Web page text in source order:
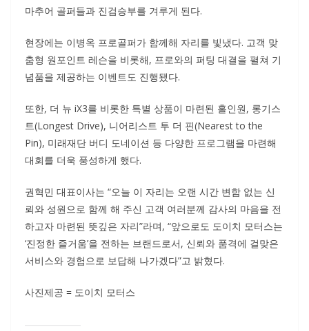
마추어 골퍼들과 진검승부를 겨루게 된다.
현장에는 이병옥 프로골퍼가 함께해 자리를 빛냈다. 고객 맞
춤형 원포인트 레슨을 비롯해, 프로와의 퍼팅 대결을 펼쳐 기
념품을 제공하는 이벤트도 진행됐다.
또한, 더 뉴 iX3를 비롯한 특별 상품이 마련된 홀인원, 롱기스
트(Longest Drive), 니어리스트 투 더 핀(Nearest to the
Pin), 미래재단 버디 도네이션 등 다양한 프로그램을 마련해
대회를 더욱 풍성하게 했다.
권혁민 대표이사는 “오늘 이 자리는 오랜 시간 변함 없는 신
뢰와 성원으로 함께 해 주신 고객 여러분께 감사의 마음을 전
하고자 마련된 뜻깊은 자리”라며, “앞으로도 도이치 모터스는
‘진정한 즐거움’을 전하는 브랜드로서, 신뢰와 품격에 걸맞은
서비스와 경험으로 보답해 나가겠다”고 밝혔다.
사진제공 = 도이치 모터스